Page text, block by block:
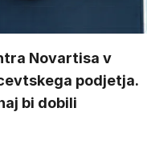
Novartisa v
podjetja.
bi dobili